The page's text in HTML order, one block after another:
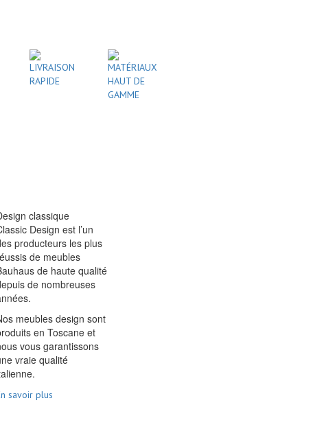
LIVRAISON
RAPIDE
MATÉRIAUX
HAUT DE
GAMME
classique
Design est l’un
producteurs les plus
de meubles
de haute qualité
de nombreuses
meubles design sont
en Toscane et
vous garantissons
vraie qualité
savoir plus